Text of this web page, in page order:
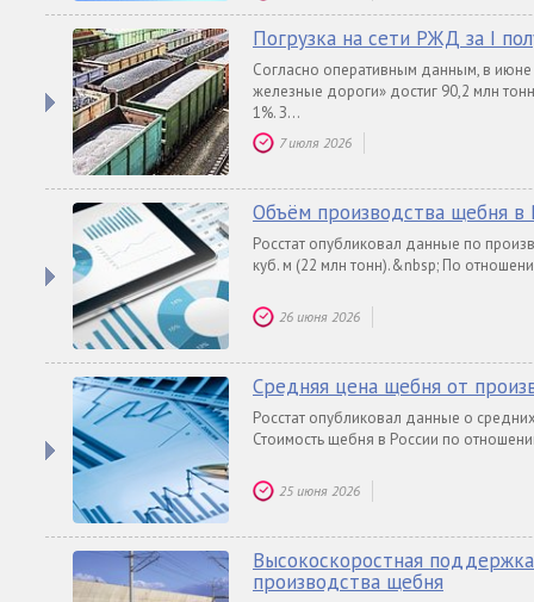
Погрузка на сети РЖД за I
Согласно оперативным данным, в июне
железные дороги» достиг 90,2 млн
1%. З...
7 июля 2026
Объём производства щебня в
Росстат опубликовал данные по
куб. м (22 млн тонн).&nbsp; По
26 июня 2026
Средняя цена щебня от
Росстат опубликовал данные о
Стоимость щебня в России по
25 июня 2026
Высокоскоростная
производства щебня